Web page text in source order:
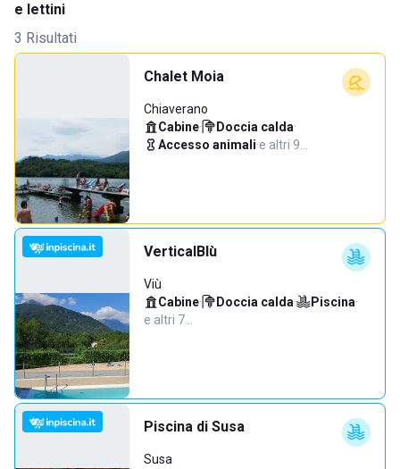
e lettini
3 Risultati
Chalet Moia
Chiaverano
Cabine· Doccia calda·
Accesso animali·e altri 9…
VerticalBlù
Viù
Cabine· Doccia calda· Piscina·
e altri 7…
Piscina di Susa
Susa